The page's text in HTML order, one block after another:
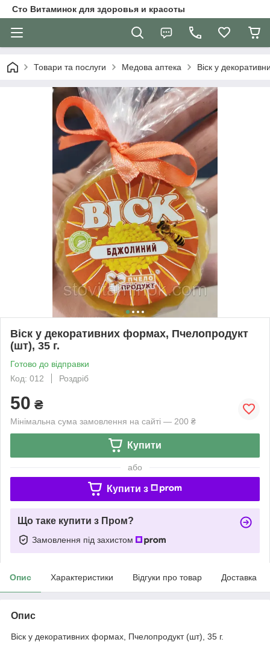
Сто Витаминок для здоровья и красоты
Товари та послуги Медова аптека Віск у
Віск у декоративних формах, Пчелопродукт
(шт), 35 г.
Готово до відправки
Код: 012
Роздріб
50 ₴
Мінімальна сума замовлення на сайті — 200 ₴
Купити
або
Купити з
Що таке купити з Пром?
Замовлення під захистом
Опис Характеристики Відгуки про товар Доставка
Опис
Віск у декоративних формах, Пчелопродукт (шт), 35 г.